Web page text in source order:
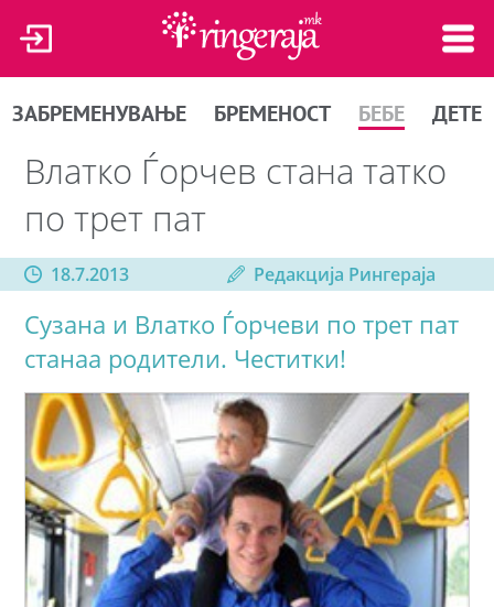
ЗАБРЕМЕНУВАЊЕ БРЕМЕНОСТ БЕБЕ ДЕТЕ
Влатко Ѓорчев стана татко
по трет пат
18.7.2013 Редакција Рингераја
Сузана и Влатко Ѓорчеви по трет пат
станаа родители. Честитки!